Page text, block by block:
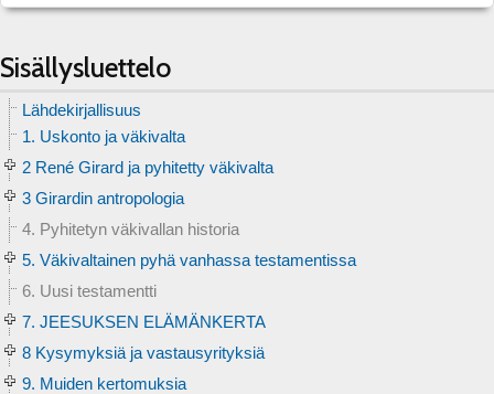
Sisällysluettelo
Lähdekirjallisuus
1. Uskonto ja väkivalta
2 René Girard ja pyhitetty väkivalta
3 Girardin antropologia
4. Pyhitetyn väkivallan historia
5. Väkivaltainen pyhä vanhassa testamentissa
6. Uusi testamentti
7. JEESUKSEN ELÄMÄNKERTA
8 Kysymyksiä ja vastausyrityksiä
9. Muiden kertomuksia